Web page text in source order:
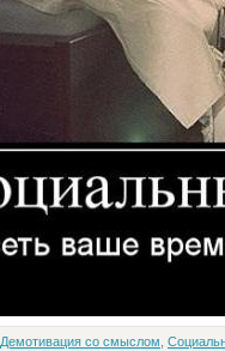
Демотивация со смыслом